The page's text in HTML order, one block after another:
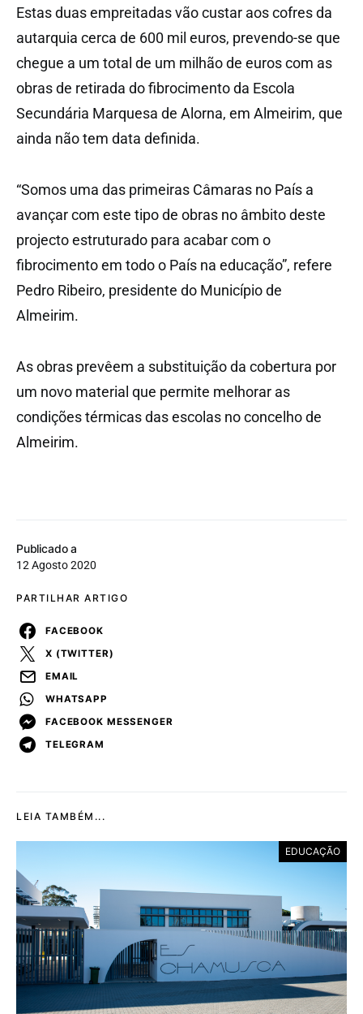
Publicado a
12 Agosto 2020
PARTILHAR ARTIGO
FACEBOOK
X (TWITTER)
EMAIL
WHATSAPP
FACEBOOK MESSENGER
TELEGRAM
Estas duas empreitadas vão custar aos cofres da
autarquia cerca de 600 mil euros, prevendo-se que
chegue a um total de um milhão de euros com as
obras de retirada do fibrocimento da Escola
Secundária Marquesa de Alorna, em Almeirim, que
ainda não tem data definida.
“Somos uma das primeiras Câmaras no País a
avançar com este tipo de obras no âmbito deste
projecto estruturado para acabar com o
fibrocimento em todo o País na educação”, refere
Pedro Ribeiro, presidente do Município de
Almeirim.
As obras prevêem a substituição da cobertura por
um novo material que permite melhorar as
condições térmicas das escolas no concelho de
Almeirim.
LEIA TAMBÉM...
EDUCAÇÃO